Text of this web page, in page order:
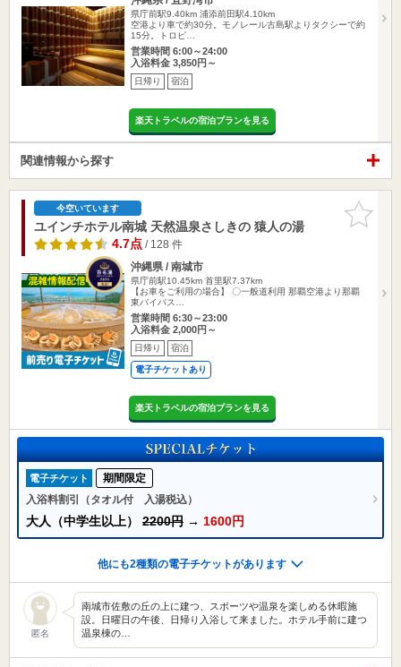
県庁前駅9.40km 浦添前田駅4.10km
空港より車で約30分。モノレール古島駅よりタクシーで約
15分。トロピ…
営業時間 6:00～24:00
入浴料金 3,850円～
日帰り 宿泊
楽天トラベルの宿泊プランを見る
関連情報から探す
お気に入
りに追加
今空いています
ユインチホテル南城 天然温泉さしきの 猿人の湯
4.7点/ 128 件
沖縄県 / 南城市
県庁前駅10.45km 首里駅7.37km
【お車をご利用の場合】 〇一般道利用 那覇空港より那覇
東バイパス…
営業時間 6:30～23:00
入浴料金 2,000円～
日帰り 宿泊
電子チケットあり
楽天トラベルの宿泊プランを見る
電子チケット
期間限定
入浴料割引（タオル付 入湯税込）
大人（中学生以上） 2200円 → 1600円
他にも2種類の電子チケットがあります
匿名
南城市佐敷の丘の上に建つ、スポーツや温泉を楽しめる休暇施
設。日曜日の午後、日帰り入浴して来ました。ホテル手前に建つ
温泉棟の…